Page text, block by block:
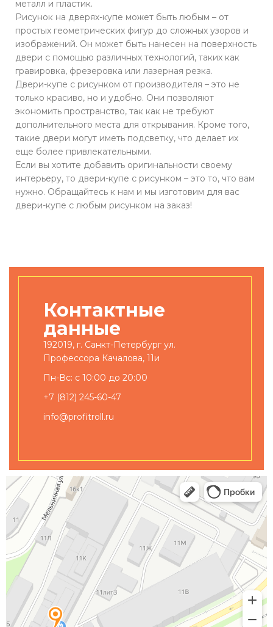
металл и пластик.
Рисунок на дверях-купе может быть любым – от
простых геометрических фигур до сложных узоров и
изображений. Он может быть нанесен на поверхность
двери с помощью различных технологий, таких как
гравировка, фрезеровка или лазерная резка.
Двери-купе с рисунком от производителя – это не
только красиво, но и удобно. Они позволяют
экономить пространство, так как не требуют
дополнительного места для открывания. Кроме того,
такие двери могут иметь подсветку, что делает их
еще более привлекательными.
Если вы хотите добавить оригинальности своему
интерьеру, то двери-купе с рисунком – это то, что вам
нужно. Обращайтесь к нам и мы изготовим для вас
двери-купе с любым рисунком на заказ!
Контактные
данные
192019, г. Санкт-Петербург ул.
Профессора Качалова, 11и
Пн-Вс: с 10:00 до 20:00
+7 (812) 245-60-47
info@profitroll.ru